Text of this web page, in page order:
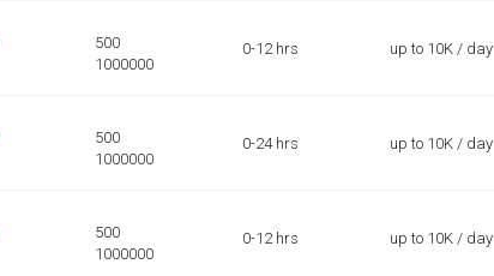
500
1000000
0-12 hrs up to 10K / day
500
1000000
0-24 hrs up to 10K / day
500
1000000
0-12 hrs up to 10K / day